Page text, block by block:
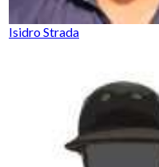
Isidro Strada